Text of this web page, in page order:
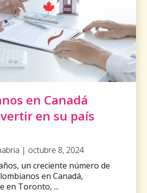
en Canadá
en su país
| octubre 8, 2024
un creciente número de
en Canadá,
en Toronto, ...